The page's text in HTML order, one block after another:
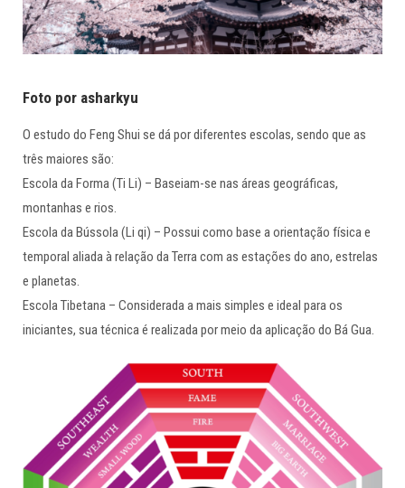
Foto por asharkyu
O estudo do Feng Shui se dá por diferentes escolas, sendo que as
três maiores são:
Escola da Forma (Ti Li) – Baseiam-se nas áreas geográficas,
montanhas e rios.
Escola da Bússola (Li qi) – Possui como base a orientação física e
temporal aliada à relação da Terra com as estações do ano, estrelas
e planetas.
Escola Tibetana – Considerada a mais simples e ideal para os
iniciantes, sua técnica é realizada por meio da aplicação do Bá Gua.